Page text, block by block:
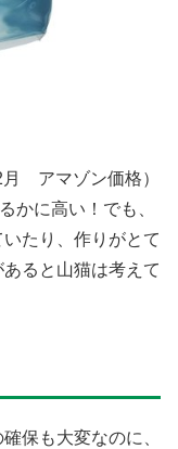
アマゾン価格）
かに高い！でも、
たり、作りがとて
ると山猫は考えて
保も大変なのに、